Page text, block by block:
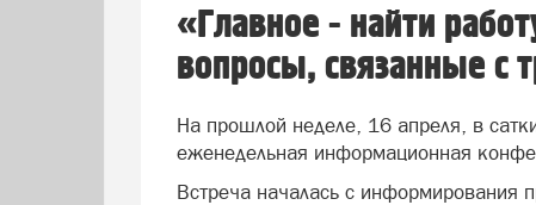
«Главное - найти
вопросы, связанные с
На прошлой неделе, 16 апреля, в
еженедельная информационная
Встреча началась с информирования